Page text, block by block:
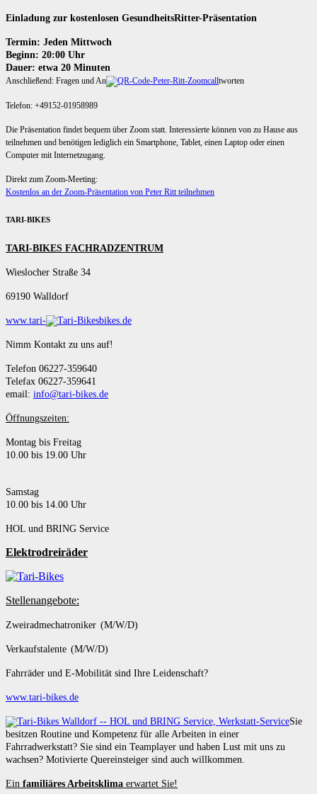
Einladung zur kostenlosen GesundheitsRitter-Präsentation
Termin: Jeden Mittwoch
Beginn: 20:00 Uhr
Dauer: etwa 20 Minuten
Anschließend: Fragen und An tworten
Telefon: +49152-01958989
Die Präsentation findet bequem über Zoom statt. Interessierte können von zu Hause aus
teilnehmen und benötigen lediglich ein Smartphone, Tablet, einen Laptop oder einen
Computer mit Internetzugang.
Direkt zum Zoom-Meeting:
Kostenlos an der Zoom-Präsentation von Peter Ritt teilnehmen
TARI-BIKES
TARI-BIKES FACHRADZENTRUM
Wieslocher Straße 34
69190 Walldorf
www.tari- bikes.de
Nimm Kontakt zu uns auf!
Telefon 06227-359640
Telefax 06227-359641
email: info@tari-bikes.de
Öffnungszeiten:
Montag bis Freitag
10.00 bis 19.00 Uhr
Samstag
10.00 bis 14.00 Uhr
HOL und BRING Service
Elektrodreiräder
Stellenangebote:
Zweiradmechatroniker (M/W/D)
Verkaufstalente (M/W/D)
Fahrräder und E-Mobilität sind Ihre Leidenschaft?
www.tari-bikes.de
Sie
besitzen Routine und Kompetenz für alle Arbeiten in einer
Fahrradwerkstatt? Sie sind ein Teamplayer und haben Lust mit uns zu
wachsen? Motivierte Quereinsteiger sind auch willkommen.
Ein familiäres Arbeitsklima erwartet Sie!